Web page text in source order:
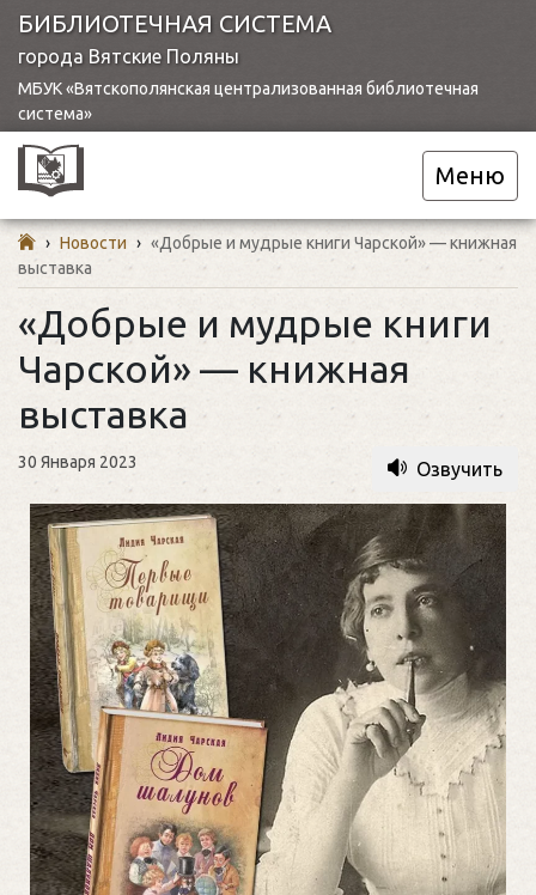
БИБЛИОТЕЧНАЯ СИСТЕМА
города Вятские Поляны
МБУК «Вятскополянская централизованная библиотечная
система»
Меню
› Новости › «Добрые и мудрые книги Чарской» — книжная
выставка
«Добрые и мудрые книги
Чарской» — книжная
выставка
30 Января 2023 Озвучить